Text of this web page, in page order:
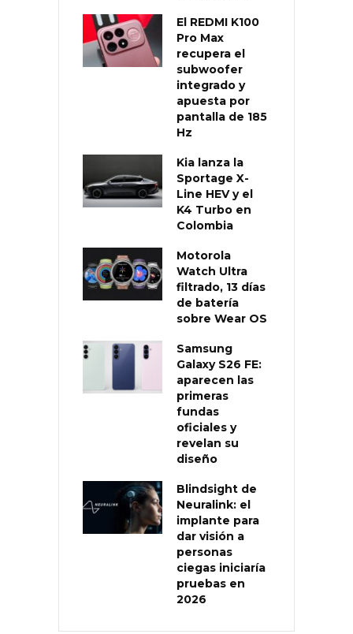
El REDMI K100
Pro Max
recupera el
subwoofer
integrado y
apuesta por
pantalla de 185
Hz
Kia lanza la
Sportage X-
Line HEV y el
K4 Turbo en
Colombia
Motorola
Watch Ultra
filtrado, 13 días
de batería
sobre Wear OS
Samsung
Galaxy S26 FE:
aparecen las
primeras
fundas
oficiales y
revelan su
diseño
Blindsight de
Neuralink: el
implante para
dar visión a
personas
ciegas iniciaría
pruebas en
2026